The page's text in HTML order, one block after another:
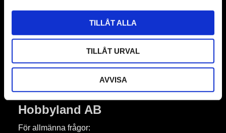
TILLÅT ALLA
TILLÅT URVAL
AVVISA
Prenumerera
Hobbyland AB
För allmänna frågor: